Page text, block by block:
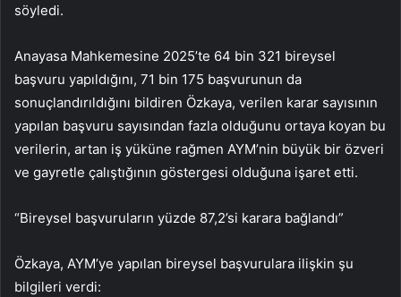
söyledi.
Anayasa Mahkemesine 2025’te 64 bin 321 bireysel
başvuru yapıldığını, 71 bin 175 başvurunun da
sonuçlandırıldığını bildiren Özkaya, verilen karar sayısının
yapılan başvuru sayısından fazla olduğunu ortaya koyan bu
verilerin, artan iş yüküne rağmen AYM’nin büyük bir özveri
ve gayretle çalıştığının göstergesi olduğuna işaret etti.
“Bireysel başvuruların yüzde 87,2’si karara bağlandı”
Özkaya, AYM’ye yapılan bireysel başvurulara ilişkin şu
bilgileri verdi: